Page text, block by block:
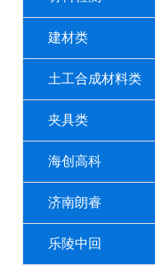
建材类
土工合成材料类
夹具类
海创高科
济南朗睿
乐陵中回